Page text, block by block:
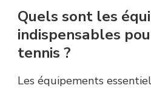
Quels sont les
indispensables
tennis ?
Les équipements